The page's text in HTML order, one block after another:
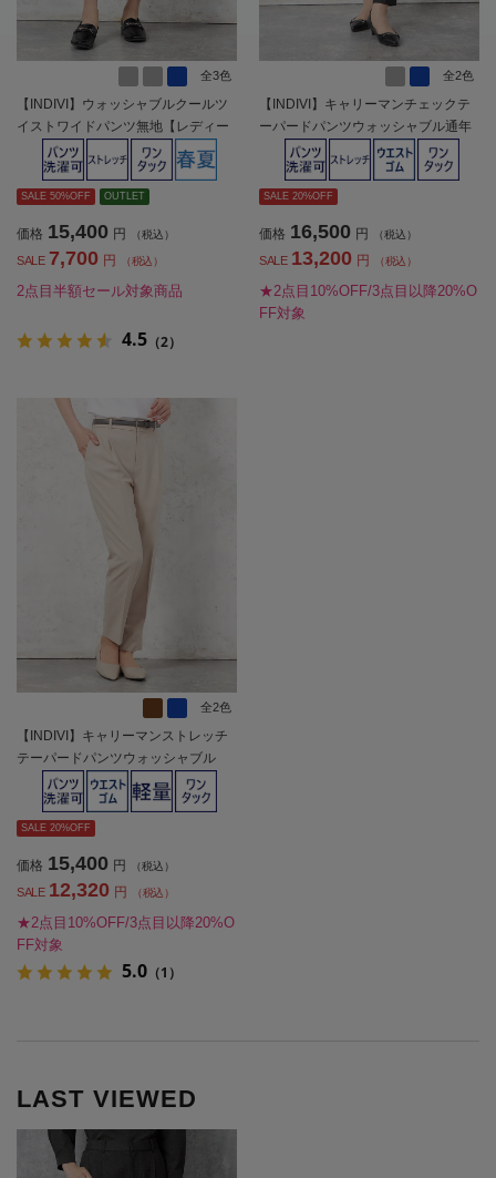
全3色
【INDIVI】ウォッシャブルクールツ
イストワイドパンツ無地【レディー
SALE 50%OFF OUTLET
価格 15,400 円 （税込）
SALE 7,700 円 （税込）
2点目半額セール対象商品
4.5 （2）
全2色
【INDIVI】キャリーマンチェックテ
ーパードパンツウォッシャブル通年
【レディース】
SALE 20%OFF
価格 16,500 円 （税込）
SALE 13,200 円 （税込）
★2点目10%OFF/3点目以降20%O
FF対象
全2色
【INDIVI】キャリーマンストレッチ
テーパードパンツウォッシャブル
【レディース】
SALE 20%OFF
価格 15,400 円 （税込）
SALE 12,320 円 （税込）
★2点目10%OFF/3点目以降20%O
FF対象
5.0 （1）
LAST VIEWED